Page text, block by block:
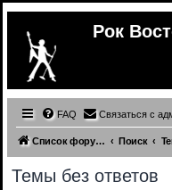
Рок
FAQ Связаться с
Список форумов Поиск
Темы без ответов